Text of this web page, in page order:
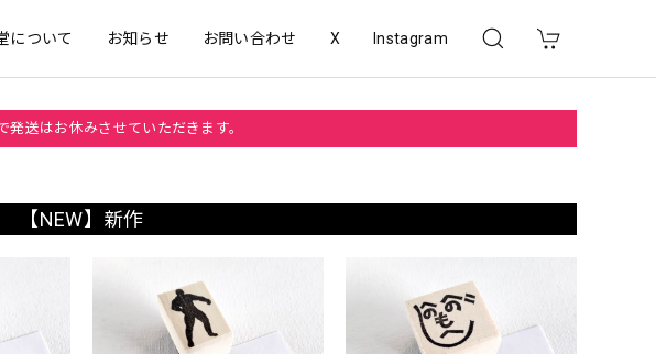
について お知らせ お問い合わせ X Instagram
送はお休みさせていただきます。
【NEW】新作